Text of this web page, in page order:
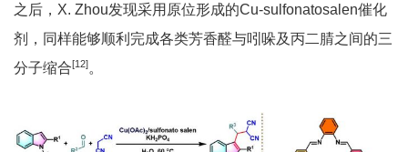
之后，X. Zhou发现采用原位形成的Cu-sulfonatosalen催化
剂，同样能够顺利完成各类芳香醛与吲哚及丙二腈之间的三
分子缩合[12]。